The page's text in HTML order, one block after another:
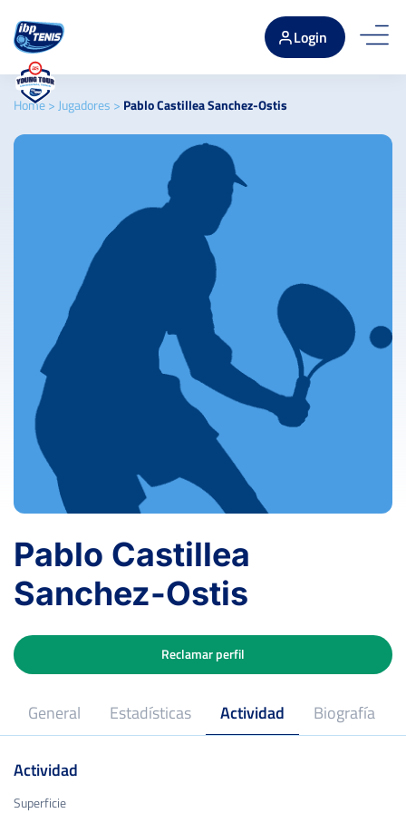
Login
Home> Jugadores > Pablo Castillea Sanchez-Ostis
Pablo Castillea
Sanchez-Ostis
General Estadísticas Actividad Biografía
Reclamar perfil
Superficie
Actividad
Superficie